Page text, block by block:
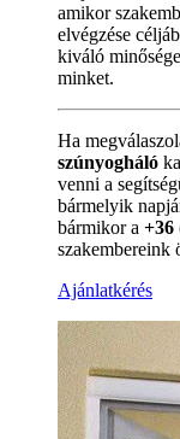
amikor
elvégzése
kiváló
minket.
Ha
szúnyogháló
venni a
bármelyik
bármikor a +36
szakembereink
Ajánlatkérés